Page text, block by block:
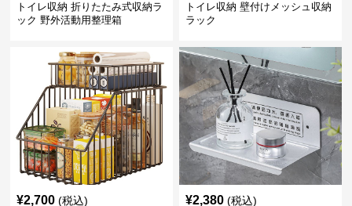
トイレ収納 折りたたみ式収納ラ
ック 野外活動用整理箱
トイレ収納 壁付けメッシュ収納
ラック
¥2,700 (税込) ¥2,380 (税込)